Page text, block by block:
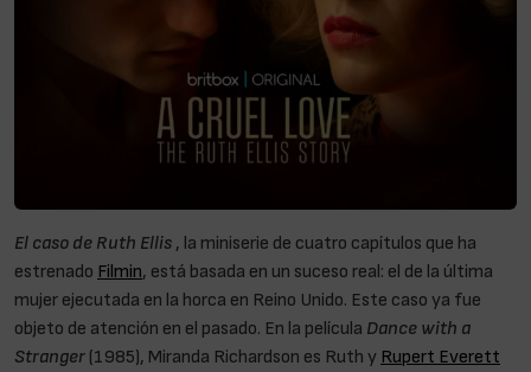
El caso de Ruth Ellis , la miniserie de cuatro capítulos que ha
estrenado Filmin, está basada en un suceso real: el de la última
mujer ejecutada en la horca en Reino Unido. Este caso ya fue
objeto de atención en el pasado. En la película Dance with a
Stranger (1985), Miranda Richardson es Ruth y Rupert Everett